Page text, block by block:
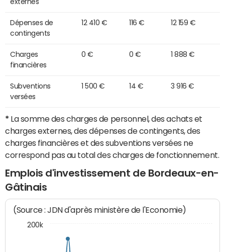
externes
Dépenses de
contingents
12 410 € 116 € 12 159 €
Charges
financières
0 € 0 € 1 888 €
Subventions
versées
1 500 € 14 € 3 916 €
* La somme des charges de personnel, des achats et
charges externes, des dépenses de contingents, des
charges financières et des subventions versées ne
correspond pas au total des charges de fonctionnement.
Emplois d'investissement de Bordeaux-en-
Gâtinais
(Source : JDN d'après ministère de l'Economie)
200k